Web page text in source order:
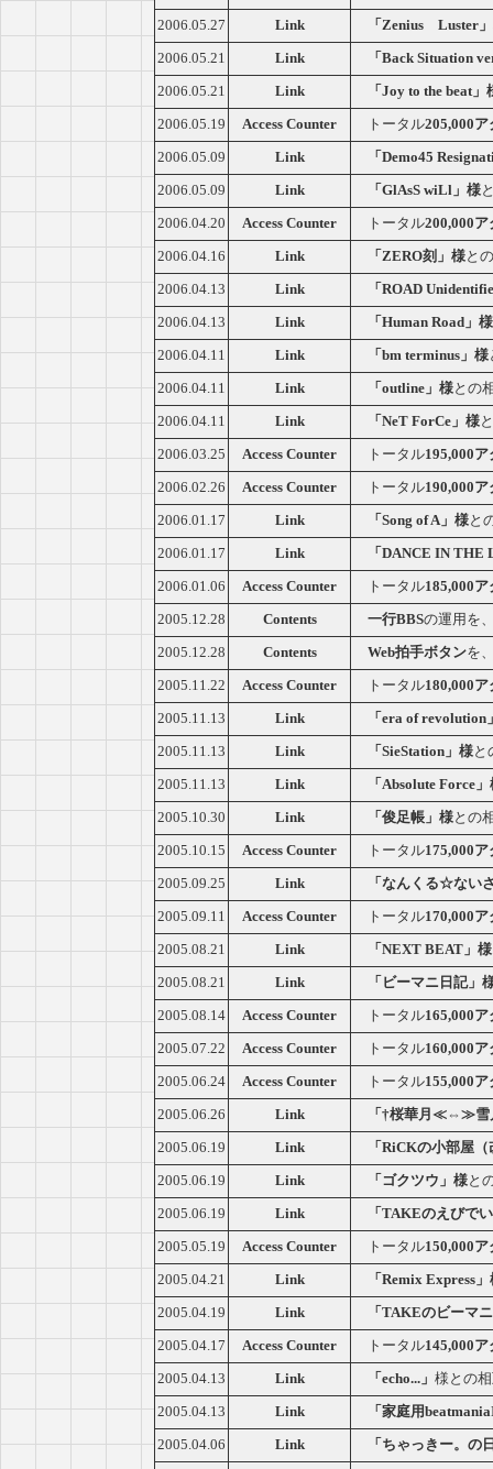
2006.05.27 Link 「Zenius Luster
2006.05.21 Link 「Back Situation
2006.05.21 Link 「Joy to the beat」
2006.05.19 Access Counter トータル205,000
2006.05.09 Link 「Demo45
2006.05.09 Link 「GlAsS wiLl」様
2006.04.20 Access Counter トータル200,000
2006.04.16 Link 「ZERO刻」様と
2006.04.13 Link 「ROAD
2006.04.13 Link 「Human Road」様
2006.04.11 Link 「bm terminus」様
2006.04.11 Link 「outline」様との
2006.04.11 Link 「NeT ForCe」様
2006.03.25 Access Counter トータル195,000
2006.02.26 Access Counter トータル190,000
2006.01.17 Link 「Song of A」様と
2006.01.17 Link 「DANCE IN THE
2006.01.06 Access Counter トータル185,000
2005.12.28 Contents 一行BBSの運用を
2005.12.28 Contents Web拍手ボタンを
2005.11.22 Access Counter トータル180,000
2005.11.13 Link 「era of revolution
2005.11.13 Link 「SieStation」様と
2005.11.13 Link 「Absolute Force
2005.10.30 Link 「俊足帳」様との
2005.10.15 Access Counter トータル175,000
2005.09.25 Link 「なんくる☆ない
2005.09.11 Access Counter トータル170,000
2005.08.21 Link 「NEXT BEAT」様
2005.08.21 Link 「ビーマニ日記」
2005.08.14 Access Counter トータル165,000
2005.07.22 Access Counter トータル160,000
2005.06.24 Access Counter トータル155,000
2005.06.26 Link 「†桜華月≪⇔≫雪
2005.06.19 Link 「RiCKの小部屋
2005.06.19 Link 「ゴクツウ」様と
2005.06.19 Link 「TAKEのえびで
2005.05.19 Access Counter トータル150,000
2005.04.21 Link 「Remix Express
2005.04.19 Link 「TAKEのビーマ
2005.04.17 Access Counter トータル145,000
2005.04.13 Link 「echo...」 様との
2005.04.13 Link 「家庭用
2005.04.06 Link 「ちゃっきー。の